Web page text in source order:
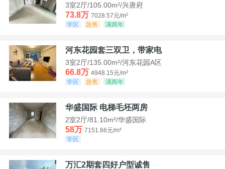
3室2厅/105.00m²/兴唐府
73.8万 7028.57元/m²
学区
急售 满两年
河东花园套三双卫，带家电
3室2厅/135.00m²/河东花园A区
66.8万 4948.15元/m²
学区
急售 满两年
华盛国际 电梯毛坯两房
2室2厅/81.10m²/华盛国际
58万 7151.66元/m²
学区
万汇2期套四好户型诚售